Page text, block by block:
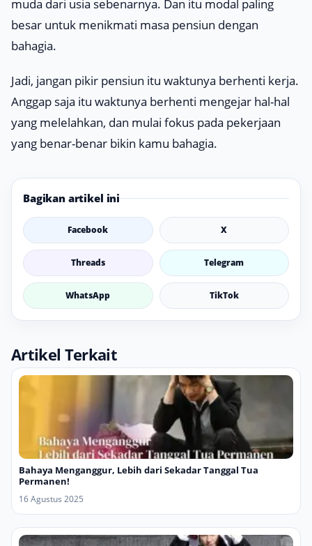
muda dari usia sebenarnya. Dan itu modal paling
besar untuk menikmati masa pensiun dengan
bahagia.
Jadi, jangan pikir pensiun itu waktunya berhenti kerja.
Anggap saja itu waktunya berhenti mengejar hal-hal
yang melelahkan, dan mulai fokus pada pekerjaan
yang benar-benar bikin kamu bahagia.
Bagikan artikel ini
Facebook X
Threads Telegram
WhatsApp TikTok
Artikel Terkait
Bahaya Menganggur, Lebih dari Sekadar Tanggal Tua
Permanen!
16 Agustus 2025